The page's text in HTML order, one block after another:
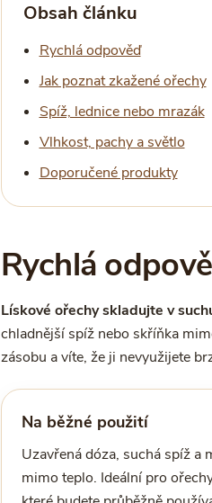
Obsah článku
Rychlá odpověď
Jak poznat zkažené ořechy
Spíž, lednice nebo mrazák
Vlhkost, pachy a světlo
Doporučené produkty
Rychlá
Lískové ořechy skladujte v
chladnější spíž nebo skříňka
zásobu a víte, že ji nevyužijete
Na běžné použití
Uzavřená dóza, suchá spíž a
mimo teplo. Ideální pro